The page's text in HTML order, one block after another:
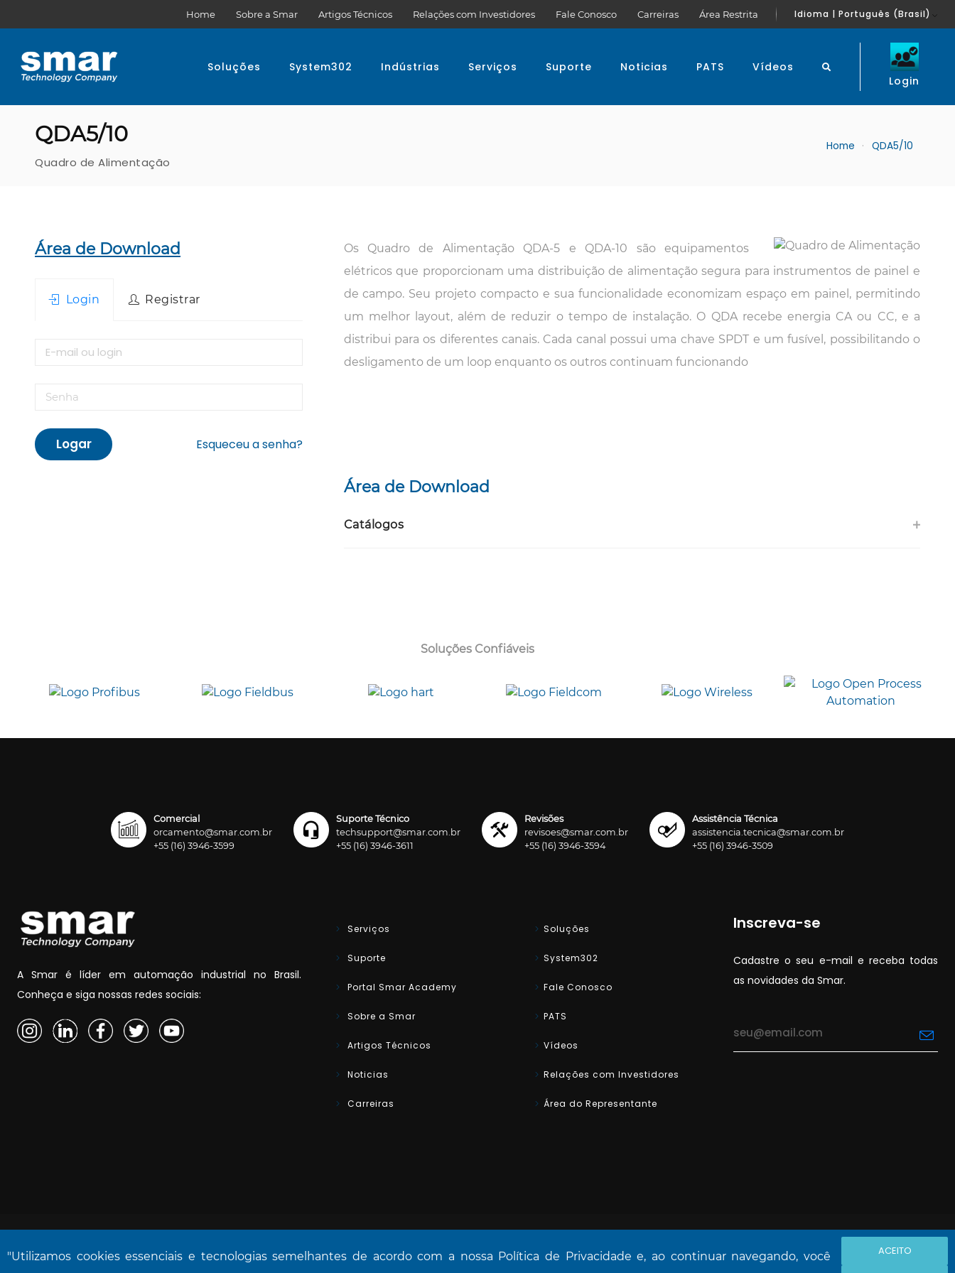
Home Sobre a Smar Artigos Técnicos Relações com Investidores Fale Conosco Carreiras Área Restrita Idioma | Português (Brasil)
Soluções System302 Indústrias Serviços Suporte Noticias PATS
Vídeos
Login
QDA5/10
Quadro de Alimentação
Home QDA5/10
Os Quadro de Alimentação QDA-5 e QDA-10 são equipamentos
elétricos que proporcionam uma distribuição de alimentação segura para instrumentos de painel e
de campo. Seu projeto compacto e sua funcionalidade economizam espaço em painel, permitindo
um melhor layout, além de reduzir o tempo de instalação. O QDA recebe energia CA ou CC, e a
distribui para os diferentes canais. Cada canal possui uma chave SPDT e um fusível, possibilitando o
desligamento de um loop enquanto os outros continuam funcionando
Área de Download
Catálogos
Área de Download
Login Registrar
Logar Esqueceu a senha?
Soluções Confiáveis
Comercial
orcamento@smar.com.br
+55 (16) 3946-3599
Suporte Técnico
techsupport@smar.com.br
+55 (16) 3946-3611
Revisões
revisoes@smar.com.br
+55 (16) 3946-3594
Assistência Técnica
assistencia.tecnica@smar.com.br
+55 (16) 3946-3509
A Smar é líder em automação industrial no Brasil.
Conheça e siga nossas redes sociais:
Serviços
Suporte
Portal Smar Academy
Sobre a Smar
Artigos Técnicos
Noticias
Carreiras
Soluções
System302
Fale Conosco
PATS
Vídeos
Relações com Investidores
Área do Representante
Inscreva-se
Cadastre o seu e-mail e receba todas
as novidades da Smar.
NOVA SMAR S/A © 2026. Todos os direitos reservado.
"Utilizamos cookies essenciais e tecnologias semelhantes de acordo com a nossa Política de Privacidade e, ao continuar navegando, você
ACEITO